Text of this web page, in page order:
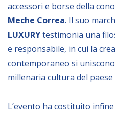
accessori e borse della
Meche Correa. Il suo
LUXURYtestimonia una
e responsabile, in cui la
contemporaneo si
millenaria cultura del
L’evento ha costituito